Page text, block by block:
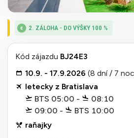
2. ZÁLOHA - DO VÝŠKY 100 %
Kód zájazdu BJ24E3
10.9. - 17.9.2026 (8 dní / 7
letecky z Bratislava
BTS 05:00 -
08:10
09:00 -
BTS 10:00
raňajky